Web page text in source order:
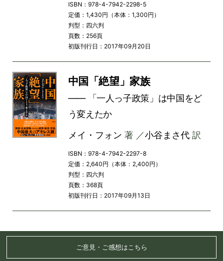
ISBN：978-4-7942-2298-5
定価：1,430円（本体：1,300円）
判型：四六判
頁数：256頁
初版刊行日：2017年09月20日
中国「絶望」家族
―― 「一人っ子政策」は中国をど
う変えたか
メイ・フォン 著 ／小谷まさ代訳
ISBN：978-4-7942-2297-8
定価：2,640円（本体：2,400円）
判型：四六判
頁数：368頁
初版刊行日：2017年09月13日
ご意見・ご感想はこちら